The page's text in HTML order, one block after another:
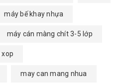
máy bế khay nhựa
máy cán màng chít 3-5 lớp
may can mang nhua